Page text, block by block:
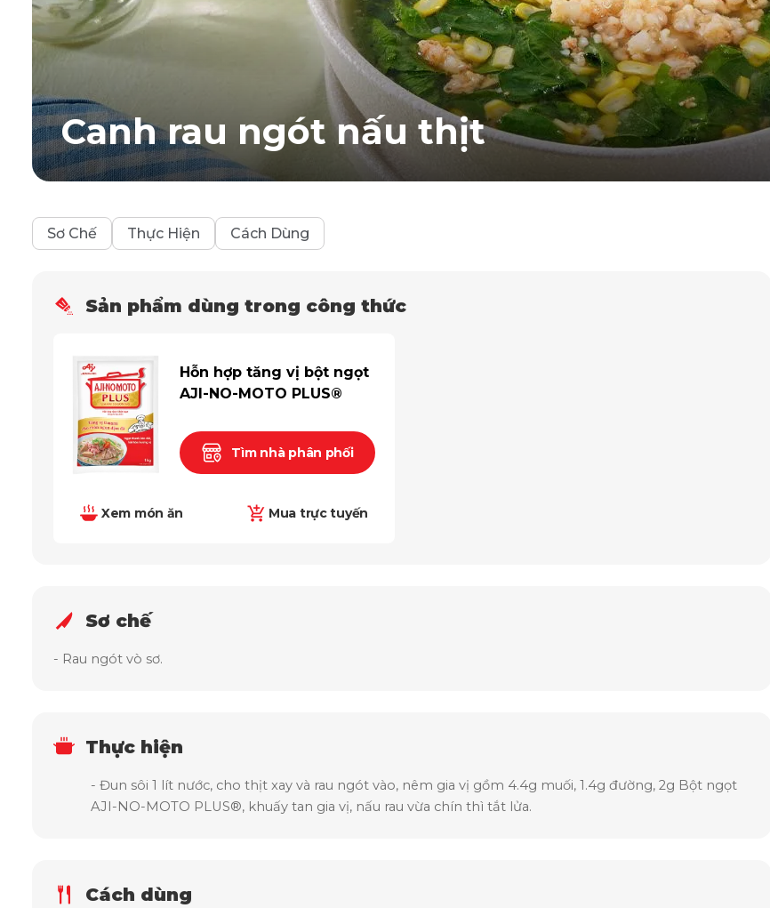
Canh rau ngót nấu thịt
Sơ Chế Thực Hiện Cách Dùng
Sản phẩm dùng trong công thức
Hỗn hợp tăng vị bột ngọt
AJI-NO-MOTO PLUS®
Tìm nhà phân phối
Xem món ăn Mua trực tuyến
Sơ chế
- Rau ngót vò sơ.
Thực hiện
- Đun sôi 1 lít nước, cho thịt xay và rau ngót vào, nêm gia vị gồm 4.4g muối, 1.4g đường, 2g Bột ngọt
AJI-NO-MOTO PLUS®, khuấy tan gia vị, nấu rau vừa chín thì tắt lửa.
Cách dùng